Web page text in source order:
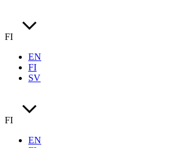
FI
EN
FI
SV
FI
EN